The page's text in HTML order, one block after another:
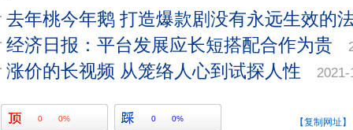
去年桃今年鹅 打造爆款剧没有永远生效的
经济日报：平台发展应长短搭配合作为贵
涨价的长视频 从笼络人心到试探人性
0 0% 0 0% 【复制网址】